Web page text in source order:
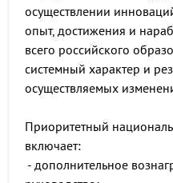
осуществлении
опыт, достижения и
всего российского
системный характер и
осуществляемых
Приоритетный
включает:
- дополнительное